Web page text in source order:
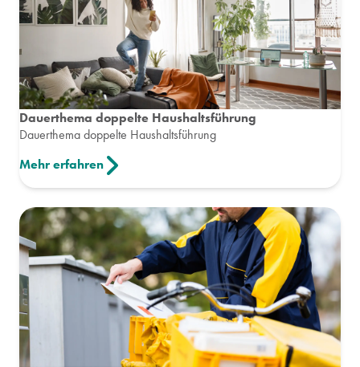
Dauerthema doppelte Haushaltsführung
Dauerthema doppelte Haushaltsführung
Mehr erfahren